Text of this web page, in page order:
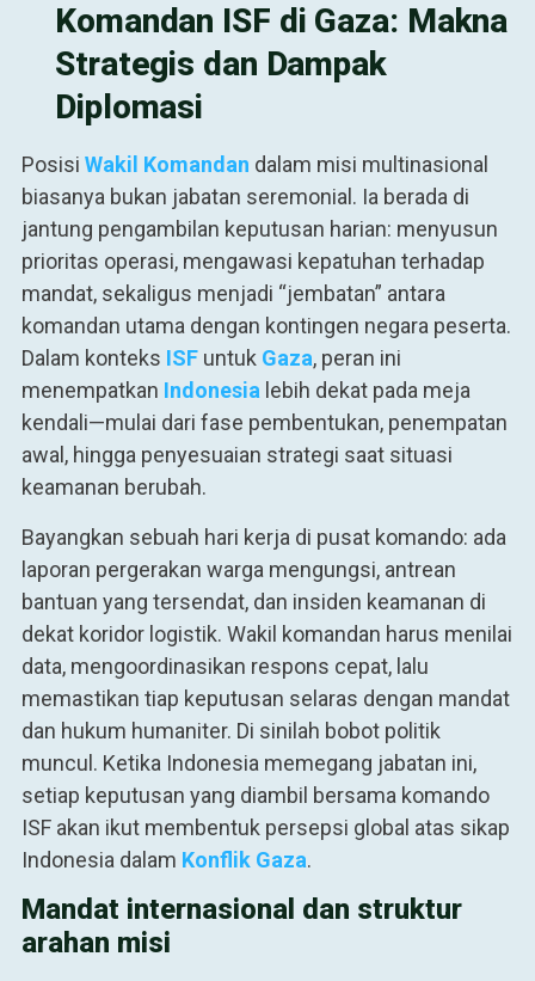
Komandan ISF di Gaza: Makna
Strategis dan Dampak
Diplomasi
Posisi Wakil Komandan dalam misi multinasional
biasanya bukan jabatan seremonial. Ia berada di
jantung pengambilan keputusan harian: menyusun
prioritas operasi, mengawasi kepatuhan terhadap
mandat, sekaligus menjadi “jembatan” antara
komandan utama dengan kontingen negara peserta.
Dalam konteks ISF untuk Gaza, peran ini
menempatkan Indonesia lebih dekat pada meja
kendali—mulai dari fase pembentukan, penempatan
awal, hingga penyesuaian strategi saat situasi
keamanan berubah.
Bayangkan sebuah hari kerja di pusat komando: ada
laporan pergerakan warga mengungsi, antrean
bantuan yang tersendat, dan insiden keamanan di
dekat koridor logistik. Wakil komandan harus menilai
data, mengoordinasikan respons cepat, lalu
memastikan tiap keputusan selaras dengan mandat
dan hukum humaniter. Di sinilah bobot politik
muncul. Ketika Indonesia memegang jabatan ini,
setiap keputusan yang diambil bersama komando
ISF akan ikut membentuk persepsi global atas sikap
Indonesia dalam Konflik Gaza.
Mandat internasional dan struktur
arahan misi